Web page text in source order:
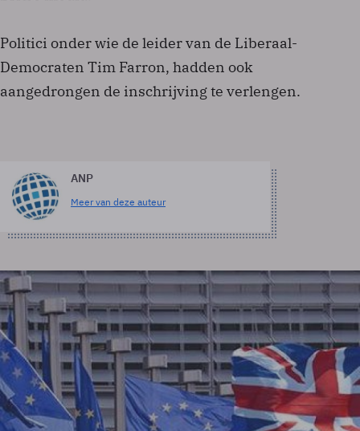
Politici onder wie de leider van de Liberaal-
Democraten Tim Farron, hadden ook
aangedrongen de inschrijving te verlengen.
ANP
Meer van deze auteur